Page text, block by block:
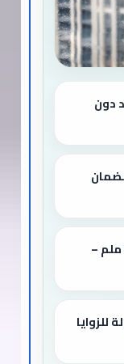
دون
مناسبة للزجاج بسمك 3 إلى 8 ملم –